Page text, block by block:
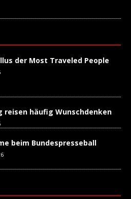
der Most Traveled People
reisen häufig Wunschdenken
beim Bundespresseball